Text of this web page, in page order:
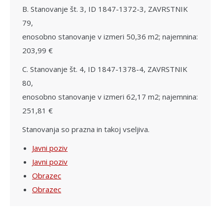
B. Stanovanje št. 3, ID 1847-1372-3, ZAVRSTNIK
79,
enosobno stanovanje v izmeri 50,36 m2; najemnina:
203,99 €
C. Stanovanje št. 4, ID 1847-1378-4, ZAVRSTNIK
80,
enosobno stanovanje v izmeri 62,17 m2; najemnina:
251,81 €
Stanovanja so prazna in takoj vseljiva.
Javni poziv
Javni poziv
Obrazec
Obrazec